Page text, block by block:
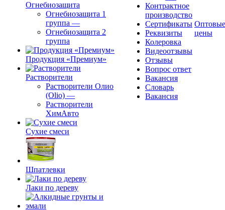
Огнебиозащита
Огнебиозащита 1
группа —
Огнебиозащита 2
группа
Продукция «Премиум»
Растворители
Растворители Олио
(Olio) —
Растворители
ХимАвто
Сухие смеси
Шпатлевки
Лаки по дереву
Контрактное
производство
Сертификаты
Реквизиты
Колеровка
Видеоотзывы
Отзывы
Вопрос ответ
Вакансия
Словарь
Вакансия
Оптовые
цены